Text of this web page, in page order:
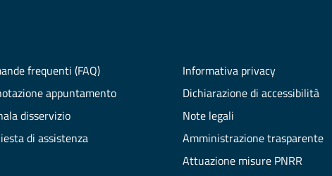
frequenti (FAQ)
appuntamento
disservizio
di assistenza
Informativa privacy
Dichiarazione di accessibilità
Note legali
Amministrazione trasparente
Attuazione misure PNRR